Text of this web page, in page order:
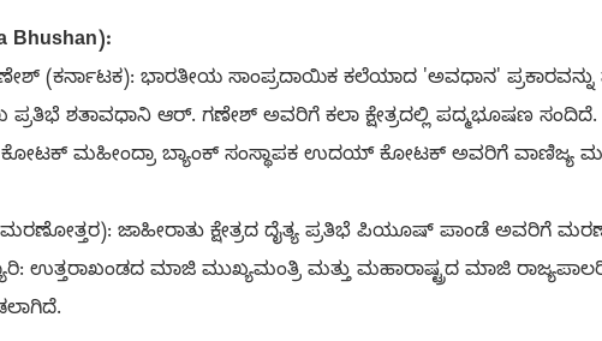
Bhushan):
(ಕರ್ನಾಟಕ): ಭಾರತೀಯ ಸಾಂಪ್ರದಾಯಿಕ ಕಲೆಯಾದ 'ಅವಧಾನ' ಪ್ರಕಾರವನ್ನು
ಶತಾವಧಾನಿ ಆರ್. ಗಣೇಶ್ ಅವರಿಗೆ ಕಲಾ ಕ್ಷೇತ್ರದಲ್ಲಿ ಪದ್ಮಭೂಷಣ ಸಂದಿದೆ.
ಮಹೀಂದ್ರಾ ಬ್ಯಾಂಕ್ ಸಂಸ್ಥಾಪಕ ಉದಯ್ ಕೋಟಕ್ ಅವರಿಗೆ ವಾಣಿಜ್ಯ ಮತ್ತು
ಜಾಹೀರಾತು ಕ್ಷೇತ್ರದ ದೈತ್ಯ ಪ್ರತಿಭೆ ಪಿಯೂಷ್ ಪಾಂಡೆ ಅವರಿಗೆ
ಉತ್ತರಾಖಂಡದ ಮಾಜಿ ಮುಖ್ಯಮಂತ್ರಿ ಮತ್ತು ಮಹಾರಾಷ್ಟ್ರದ ಮಾಜಿ